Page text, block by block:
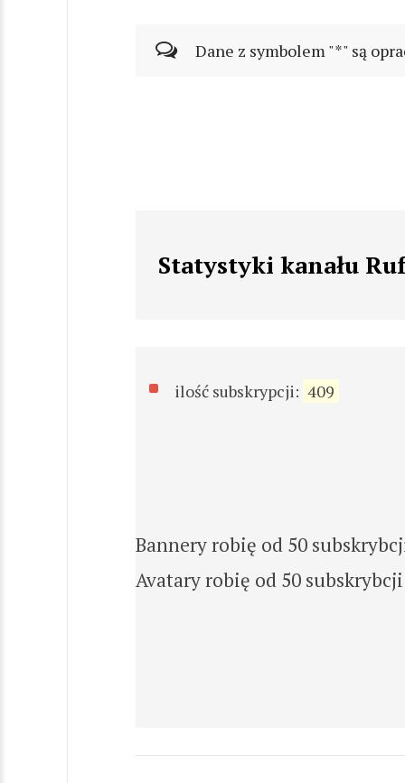
Dane z symbolem "*" są
Statystyki kanału
ilość subskrypcji: 409
Bannery robię od 50
Avatary robię od 50 subskrybcji